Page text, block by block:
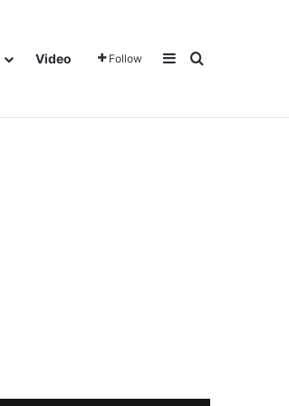
Video Follow Sidebar
Traži